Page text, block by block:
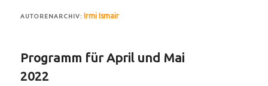
AUTORENARCHIV: Irmi Ismair
Programm für April und Mai
2022